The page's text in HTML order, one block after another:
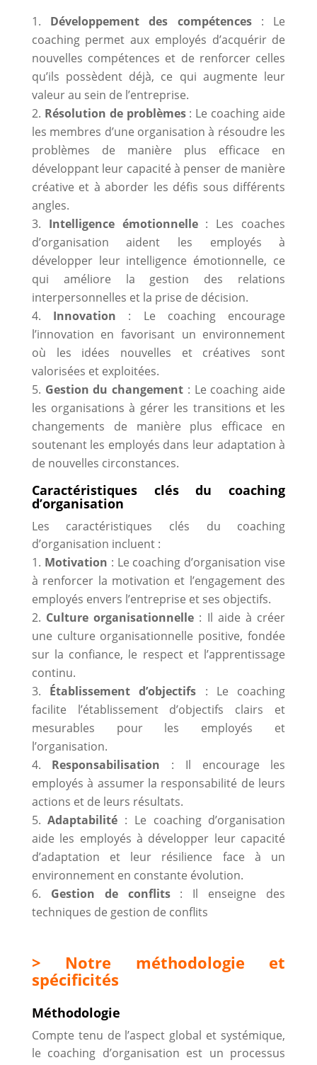
Développement des compétences: Le
coaching permet aux employés d’acquérir de
nouvelles compétences et de renforcer celles
qu’ils possèdent déjà, ce qui augmente leur
valeur au sein de l’entreprise.
Résolution de problèmes: Le coaching aide
les membres d’une organisation à résoudre les
problèmes de manière plus efficace en
développant leur capacité à penser de manière
créative et à aborder les défis sous différents
angles.
Intelligence émotionnelle: Les coaches
d’organisation aident les employés à
développer leur intelligence émotionnelle, ce
qui améliore la gestion des relations
interpersonnelles et la prise de décision.
Innovation : Le coaching encourage
l’innovation en favorisant un environnement
où les idées nouvelles et créatives sont
valorisées et exploitées.
Gestion du changement : Le coaching aide
les organisations à gérer les transitions et les
changements de manière plus efficace en
soutenant les employés dans leur adaptation à
de nouvelles circonstances.
Caractéristiques clés du coaching
d’organisation
Les caractéristiques clés du coaching
d’organisation incluent :
Motivation : Le coaching d’organisation vise
à renforcer la motivation et l’engagement des
employés envers l’entreprise et ses objectifs.
Culture organisationnelle : Il aide à créer
une culture organisationnelle positive, fondée
sur la confiance, le respect et l’apprentissage
continu.
Établissement d’objectifs : Le coaching
facilite l’établissement d’objectifs clairs et
mesurables pour les employés et
l’organisation.
Responsabilisation : Il encourage les
employés à assumer la responsabilité de leurs
actions et de leurs résultats.
Adaptabilité : Le coaching d’organisation
aide les employés à développer leur capacité
d’adaptation et leur résilience face à un
environnement en constante évolution.
Gestion de conflits: Il enseigne des
techniques de gestion de conflits
> Notre méthodologie et
spécificités
Méthodologie
Compte tenu de l’aspect global et systémique,
le coaching d’organisation est un processus